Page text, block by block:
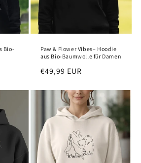
Bio-
Paw & Flower Vibes– Hoodie
aus Bio-Baumwolle für Damen
Regular
€49,99 EUR